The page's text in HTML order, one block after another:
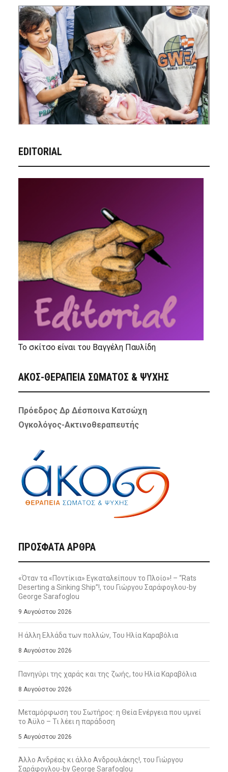
EDITORIAL
Το σκίτσο είναι του Βαγγέλη Παυλίδη
ΑΚΟΣ-ΘΕΡΑΠΕΙΑ ΣΩΜΑΤΟΣ & ΨΥΧΗΣ
Πρόεδρος Δρ Δέσποινα Κατσώχη
Ογκολόγος-Ακτινοθεραπευτής
ΠΡΌΣΦΑΤΑ ΆΡΘΡΑ
«Όταν τα «Ποντίκια» Εγκαταλείπουν το Πλοίο»! – “Rats
Deserting a Sinking Ship”!, του Γιώργου Σαράφογλου-by
George Sarafoglou
9 Αυγούστου 2026
Η άλλη Ελλάδα των πολλών, Του Ηλία Καραβόλια
8 Αυγούστου 2026
Πανηγύρι της χαράς και της ζωής, tου Ηλία Καραβόλια
8 Αυγούστου 2026
Μεταμόρφωση του Σωτήρος: η Θεία Ενέργεια που υμνεί
το Άϋλο – Τι λέει η παράδοση
5 Αυγούστου 2026
Άλλο Ανδρέας κι άλλο Ανδρουλάκης!, του Γιώργου
Σαράφογλου-by George Sarafoglou